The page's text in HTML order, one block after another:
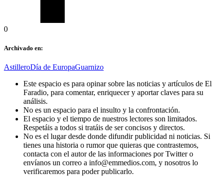
0
Archivado en:
AstilleroDía de EuropaGuarnizo
Este espacio es para opinar sobre las noticias y artículos de El
Faradio, para comentar, enriquecer y aportar claves para su
análisis.
No es un espacio para el insulto y la confrontación.
El espacio y el tiempo de nuestros lectores son limitados.
Respetáis a todos si tratáis de ser concisos y directos.
No es el lugar desde donde difundir publicidad ni noticias. Si
tienes una historia o rumor que quieras que contrastemos,
contacta con el autor de las informaciones por Twitter o
envíanos un correo a info@emmedios.com, y nosotros lo
verificaremos para poder publicarlo.